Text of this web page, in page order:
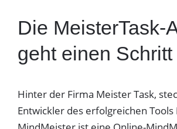
Die MeisterTask-
geht einen Schritt
Hinter der Firma Meister Task,
Entwickler des erfolgreichen